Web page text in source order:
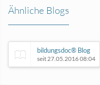
Ähnliche Blogs
bildungsdoc® Blog
seit 27.05.2016 08:04